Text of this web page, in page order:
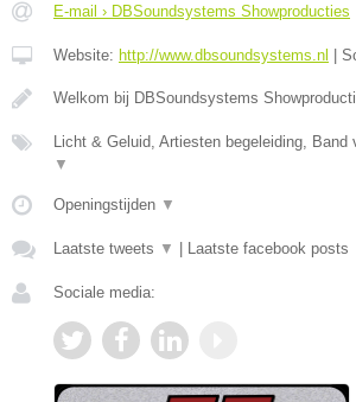
E-mail › DBSoundsystems Showproducties
Website: http://www.dbsoundsystems.nl |
Welkom bij DBSoundsystems
Licht & Geluid, Artiesten begeleiding, Band
▼
Openingstijden ▼
Laatste tweets ▼ | Laatste facebook posts
Sociale media: